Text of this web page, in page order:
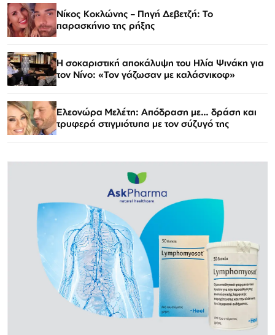
Νίκος Κοκλώνης – Πηγή Δεβετζή: Το
παρασκήνιο της ρήξης
Η σοκαριστική αποκάλυψη του Ηλία Ψινάκη για
τον Νίνο: «Τον γάζωσαν με καλάσνικοφ»
Ελεονώρα Μελέτη: Απόδραση με… δράση και
τρυφερά στιγμιότυπα με τον σύζυγό της